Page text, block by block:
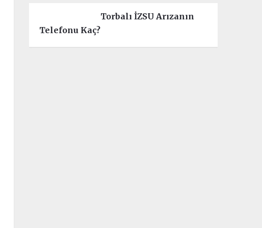
Torbalı İZSU Arızanın
Telefonu Kaç?